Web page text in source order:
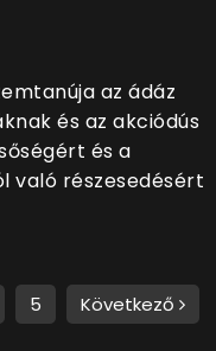
az ádáz
és az akciódús
és a
való részesedésért
5 Következő